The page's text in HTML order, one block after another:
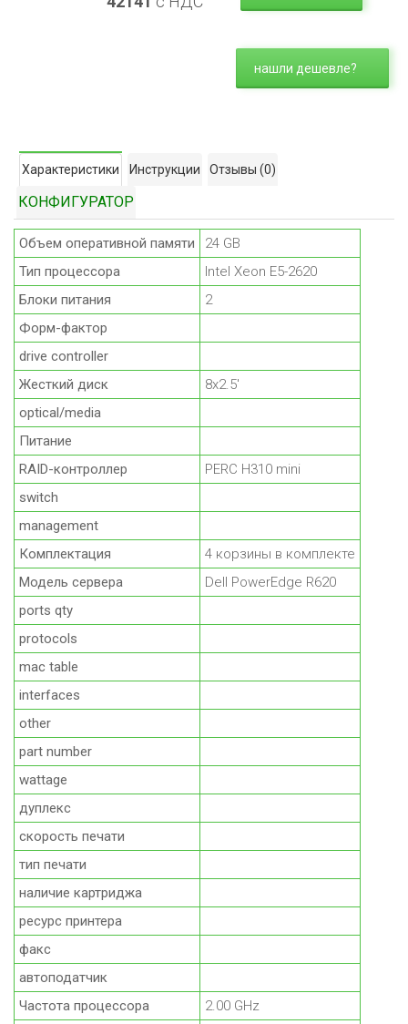
нашли дешевле?
Характеристики Инструкции Отзывы (0)
КОНФИГУРАТОР
Объем оперативной памяти
24 GB
Тип процессора
Intel Xeon E5-2620
Блоки питания
2
Форм-фактор
drive controller
Жесткий диск
8x2.5'
optical/media
Питание
RAID-контроллер
PERC H310 mini
switch
management
Комплектация
4 корзины в комплекте
Модель сервера
Dell PowerEdge R620
ports qty
protocols
mac table
interfaces
other
part number
wattage
дуплекс
скорость печати
тип печати
наличие картриджа
ресурс принтера
факс
автоподатчик
Частота процессора
2.00 GHz